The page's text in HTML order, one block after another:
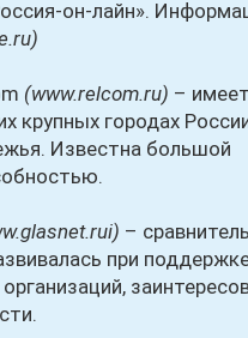
он-лайн».
(www.relcom.ru) – имеет
крупных городах
Известна большой
–
при